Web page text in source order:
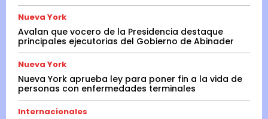
Nueva York
Avalan que vocero de la Presidencia destaque
principales ejecutorias del Gobierno de Abinader
Nueva York
Nueva York aprueba ley para poner fin a la vida de
personas con enfermedades terminales
Internacionales